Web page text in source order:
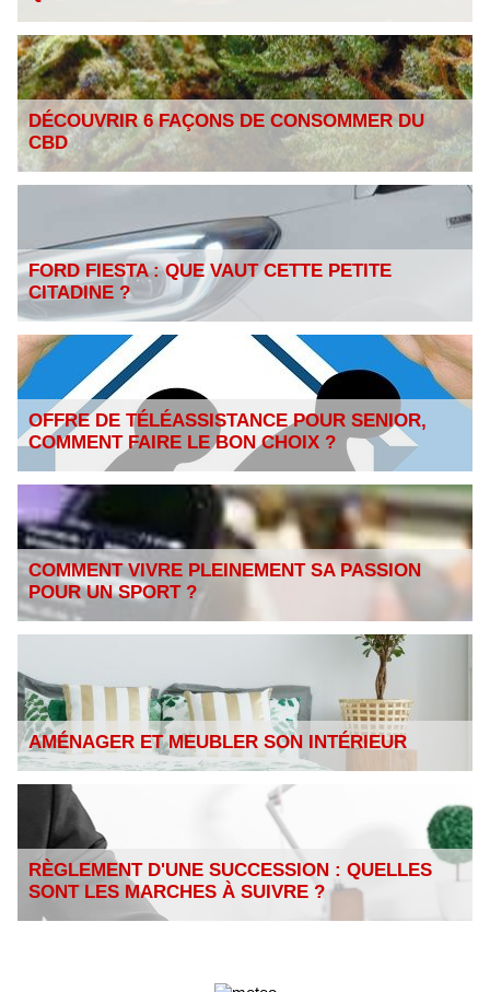
DÉCOUVRIR 6 FAÇONS DE CONSOMMER DU
CBD
FORD FIESTA : QUE VAUT CETTE PETITE
CITADINE ?
OFFRE DE TÉLÉASSISTANCE POUR SENIOR,
COMMENT FAIRE LE BON CHOIX ?
COMMENT VIVRE PLEINEMENT SA PASSION
POUR UN SPORT ?
AMÉNAGER ET MEUBLER SON INTÉRIEUR
RÈGLEMENT D'UNE SUCCESSION : QUELLES
SONT LES MARCHES À SUIVRE ?